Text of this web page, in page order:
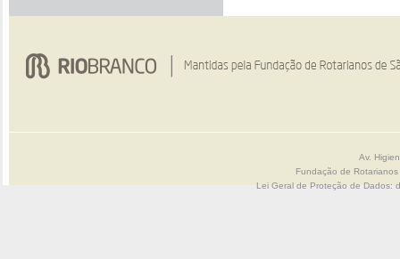
Av.
Fundação de
Lei Geral de Proteção de Dados: